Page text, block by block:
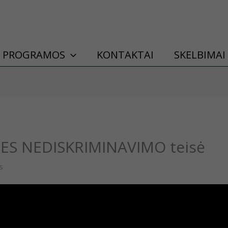
PROGRAMOS KONTAKTAI SKELBIMAI
NEDISKRIMINAVIMO teisė
teisininkams apie Europos Sąjungos teisę,